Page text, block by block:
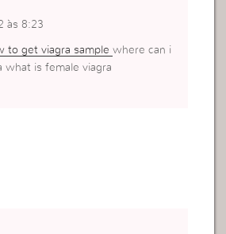
às 8:23
to get viagra samplewhere can i
what is female viagra